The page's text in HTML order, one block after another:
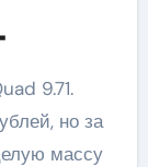
9.71.
но за
массу